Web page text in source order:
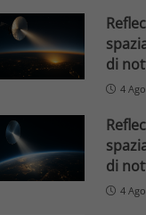
di
4
di
4